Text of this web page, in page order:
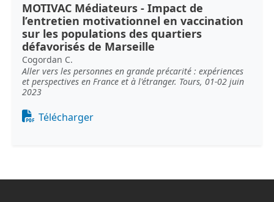
MOTIVAC Médiateurs - Impact de
l’entretien motivationnel en vaccination
sur les populations des quartiers
défavorisés de Marseille
Cogordan C.
Aller vers les personnes en grande précarité : expériences
et perspectives en France et à l'étranger. Tours, 01-02 juin
2023
Document
Télécharger